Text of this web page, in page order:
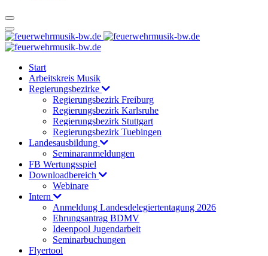
Start
Arbeitskreis Musik
Regierungsbezirke
Regierungsbezirk Freiburg
Regierungsbezirk Karlsruhe
Regierungsbezirk Stuttgart
Regierungsbezirk Tuebingen
Landesausbildung
Seminaranmeldungen
FB Wertungsspiel
Downloadbereich
Webinare
Intern
Anmeldung Landesdelegiertentagung 2026
Ehrungsantrag BDMV
Ideenpool Jugendarbeit
Seminarbuchungen
Flyertool